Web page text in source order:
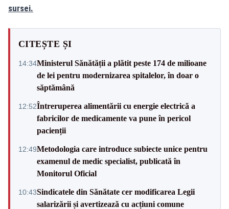
sursei.
CITEȘTE ȘI
14:34Ministerul Sănătății a plătit peste 174 de milioane
de lei pentru modernizarea spitalelor, în doar o
săptămână
12:52Întreruperea alimentării cu energie electrică a
fabricilor de medicamente va pune în pericol
pacienții
12:49Metodologia care introduce subiecte unice pentru
examenul de medic specialist, publicată în
Monitorul Oficial
10:43Sindicatele din Sănătate cer modificarea Legii
salarizării și avertizează cu acțiuni comune